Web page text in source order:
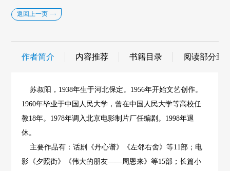
返回上一页
作者简介 内容推荐 书籍目录 阅读部分章
苏叔阳，1938年生于河北保定。1956年开始文艺创作。
1960年毕业于中国人民大学，曾在中国人民大学等高校任
教18年。1978年调入北京电影制片厂任编剧。1998年退
休。
主要作品有：话剧《丹心谱》《左邻右舍》等11部；电
影《夕照街》《伟大的朋友——周恩来》等15部；长篇小